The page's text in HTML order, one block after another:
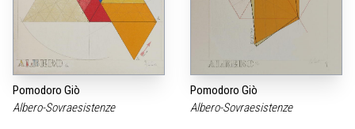
Pomodoro Giò
Albero-Sovraesistenze
Pomodoro Giò
Albero-Sovraesistenze